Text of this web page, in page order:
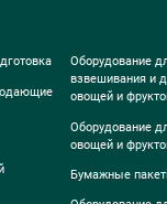
Оборудование
взвешивания и
овощей и
Оборудование
овощей и
Бумажные